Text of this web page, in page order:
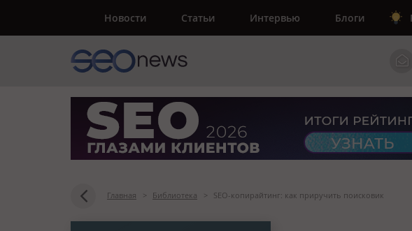
Новости Статьи Интервью Блоги
Главная > Библиотека > SEO-копирайтинг: как приручить поисковик